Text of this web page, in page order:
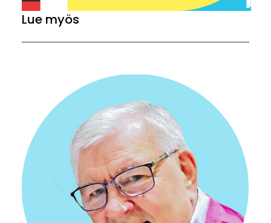
Lue myös